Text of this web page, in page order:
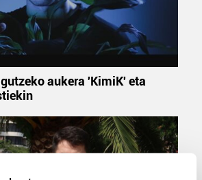
aukera 'KimiK' eta